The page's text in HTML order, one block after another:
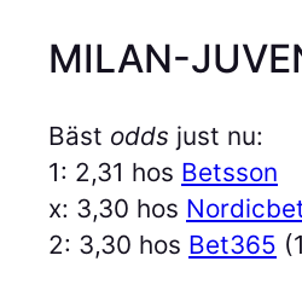
MILAN-
Bäst odds just nu:
1: 2,31 hos Betsson
x: 3,30 hos
2: 3,30 hos Bet365